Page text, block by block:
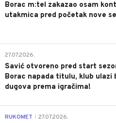
Borac m:tel zakazao osam
utakmica pred početak nove
27.07.2026.
Savić otvoreno pred start
Borac napada titulu, klub ulazi
dugova prema igračima!
RUKOMET 27.07.2026.